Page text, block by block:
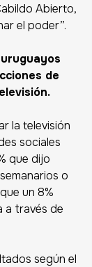
Abierto,
el poder”.
de
la televisión
sociales
que dijo
o
un 8%
a través de
según el